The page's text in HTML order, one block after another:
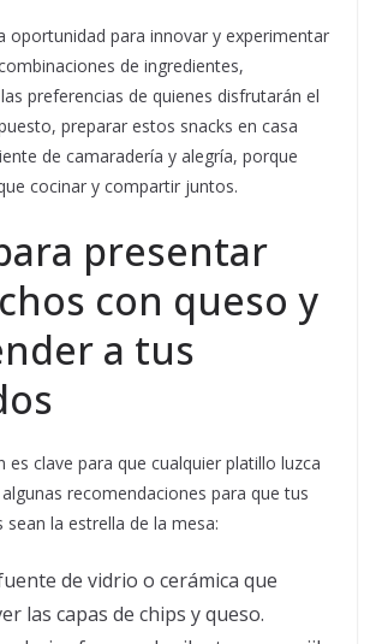
oportunidad para innovar y experimentar
de ingredientes,
preferencias de quienes disfrutarán el
preparar estos snacks en casa
de camaradería y alegría, porque
cocinar y compartir juntos.
presentar
con queso y
a tus
es clave para que cualquier platillo luzca
recomendaciones para que tus
sean la estrella de la mesa:
de vidrio o cerámica que
las capas de chips y queso.